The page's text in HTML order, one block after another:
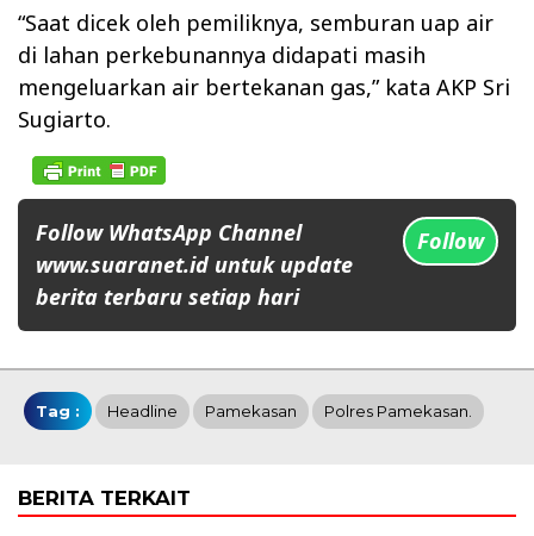
“Saat dicek oleh pemiliknya, semburan uap air
di lahan perkebunannya didapati masih
mengeluarkan air bertekanan gas,” kata AKP Sri
Sugiarto.
Follow WhatsApp Channel
www.suaranet.id untuk update
berita terbaru setiap hari
Follow
Tag : Headline Pamekasan Polres Pamekasan.
BERITA TERKAIT